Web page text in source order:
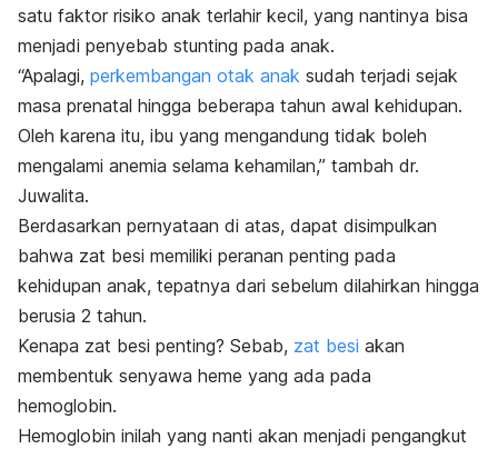
satu faktor risiko anak terlahir kecil, yang nantinya bisa
menjadi penyebab stunting pada anak.
“Apalagi, perkembangan otak anak sudah terjadi sejak
masa prenatal hingga beberapa tahun awal kehidupan.
Oleh karena itu, ibu yang mengandung tidak boleh
mengalami anemia selama kehamilan,” tambah dr.
Juwalita.
Berdasarkan pernyataan di atas, dapat disimpulkan
bahwa zat besi memiliki peranan penting pada
kehidupan anak, tepatnya dari sebelum dilahirkan hingga
berusia 2 tahun.
Kenapa zat besi penting? Sebab, zat besi akan
membentuk senyawa heme yang ada pada
hemoglobin.
Hemoglobin inilah yang nanti akan menjadi pengangkut